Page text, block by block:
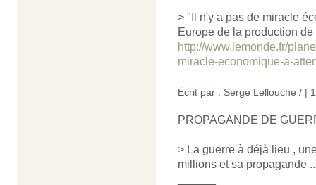
> "Il n'y a pas de miracle
Europe de la production
http://www.lemonde.fr/
miracle-economique-a-
Écrit par : Serge Lellouche / |
PROPAGANDE DE
> La guerre à déjà lieu ,
millions et sa propagande